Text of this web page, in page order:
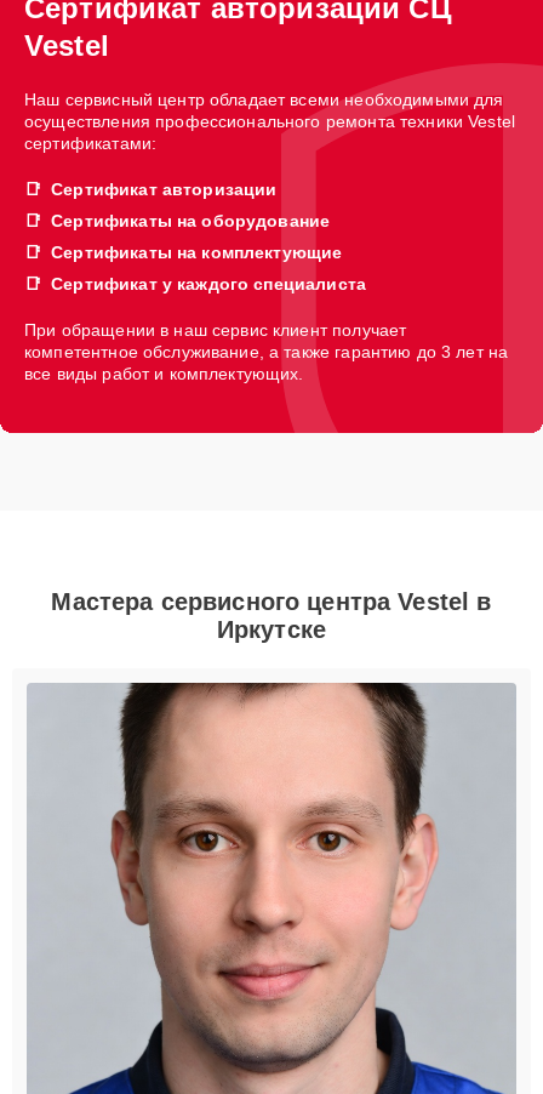
Сертификат авторизации СЦ
Vestel
Наш сервисный центр обладает всеми необходимыми для
осуществления профессионального ремонта техники Vestel
сертификатами:
Сертификат авторизации
Сертификаты на оборудование
Сертификаты на комплектующие
Сертификат у каждого специалиста
При обращении в наш сервис клиент получает
компетентное обслуживание, а также гарантию до 3 лет на
все виды работ и комплектующих.
Мастера сервисного центра Vestel в
Иркутске